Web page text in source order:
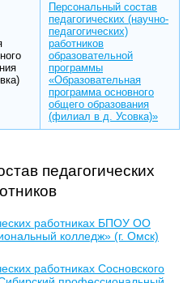
Персональный состав
педагогических (научно-
педагогических)
работников
образовательной
программы
«Образовательная
программа основного
общего образования
(филиал в д. Усовка)»
педагогических
работниках БПОУ ОО
колледж» (г. Омск)
работниках Сосновского